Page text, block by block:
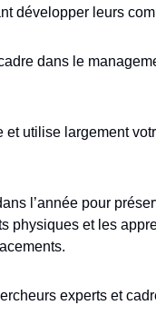
développer leurs
dans le
utilise largement
l’année pour
physiques et les
experts et